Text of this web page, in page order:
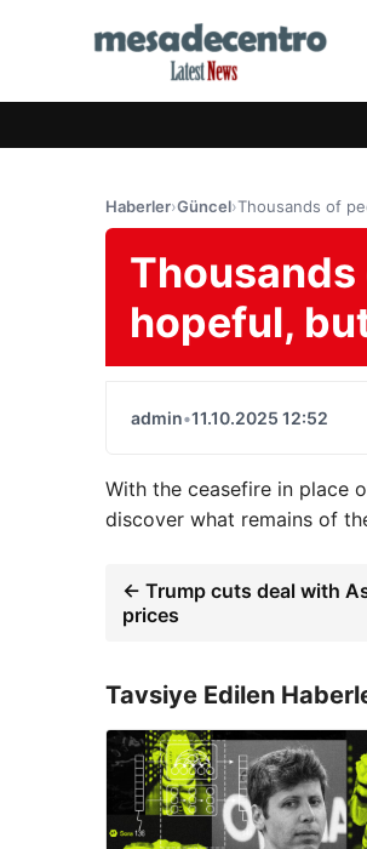
Haberler›Güncel›Thousands of
hopeful,
admin•11.10.2025 12:52
With the ceasefire in place
discover what remains of
← Trump cuts deal with
prices
Tavsiye Edilen